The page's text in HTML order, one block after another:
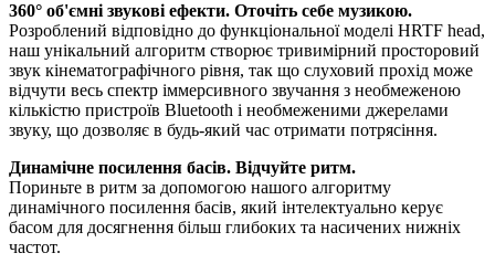
360° об'ємні звукові ефекти. Оточіть себе музикою.
Розроблений відповідно до функціональної моделі HRTF head,
наш унікальний алгоритм створює тривимірний просторовий
звук кінематографічного рівня, так що слуховий прохід може
відчути весь спектр іммерсивного звучання з необмеженою
кількістю пристроїв Bluetooth і необмеженими джерелами
звуку, що дозволяє в будь-який час отримати потрясіння.
Динамічне посилення басів. Відчуйте ритм.
Пориньте в ритм за допомогою нашого алгоритму
динамічного посилення басів, який інтелектуально керує
басом для досягнення більш глибоких та насичених нижніх
частот.